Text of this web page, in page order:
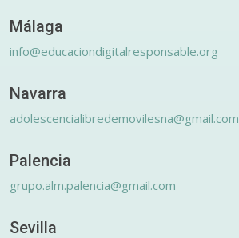
Málaga
info@educaciondigitalresponsable.org
Navarra
adolescencialibredemovilesna@gmail.com
Palencia
grupo.alm.palencia@gmail.com
Sevilla